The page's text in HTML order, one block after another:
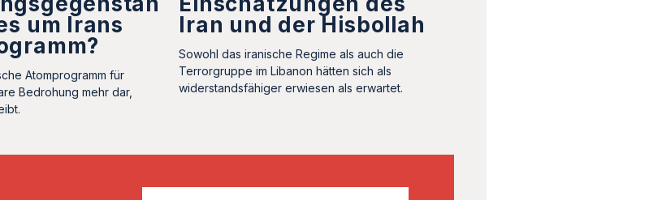
um Irans
Atomprogramm für
Bedrohung mehr dar,
Iran und der Hisbollah
Sowohl das iranische Regime als auch die
Terrorgruppe im Libanon hätten sich als
widerstandsfähiger erwiesen als erwartet.